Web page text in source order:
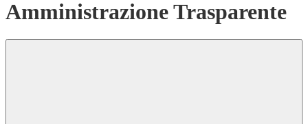
Amministrazione Trasparente